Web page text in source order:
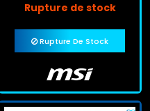
Rupture de stock
Rupture De Stock